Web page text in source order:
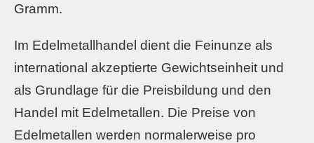
Gramm.
Im Edelmetallhandel dient die Feinunze als
international akzeptierte Gewichtseinheit und
als Grundlage für die Preisbildung und den
Handel mit Edelmetallen. Die Preise von
Edelmetallen werden normalerweise pro